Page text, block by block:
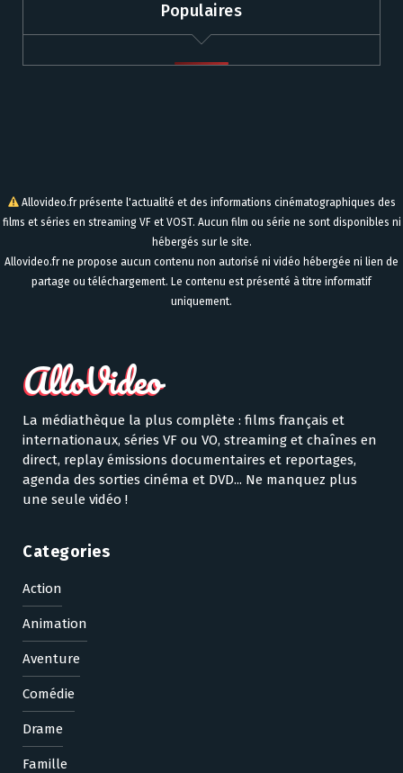
Populaires
Allovideo.fr présente l'actualité et des informations cinématographiques des
films et séries en streaming VF et VOST. Aucun film ou série ne sont disponibles ni
hébergés sur le site.
Allovideo.fr ne propose aucun contenu non autorisé ni vidéo hébergée ni lien de
partage ou téléchargement. Le contenu est présenté à titre informatif
uniquement.
La médiathèque la plus complète : films français et
internationaux, séries VF ou VO, streaming et chaînes en
direct, replay émissions documentaires et reportages,
agenda des sorties cinéma et DVD... Ne manquez plus
une seule vidéo !
Categories
Action
Animation
Aventure
Comédie
Drame
Famille